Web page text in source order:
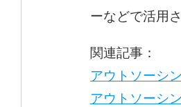
ーなどで活用
関連記事：
アウトソーシ
アウトソーシ